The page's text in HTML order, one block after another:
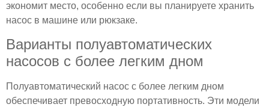
экономит место, особенно если вы планируете хранить
насос в машине или рюкзаке.
Варианты полуавтоматических
насосов с более легким дном
Полуавтоматический насос с более легким дном
обеспечивает превосходную портативность. Эти модели